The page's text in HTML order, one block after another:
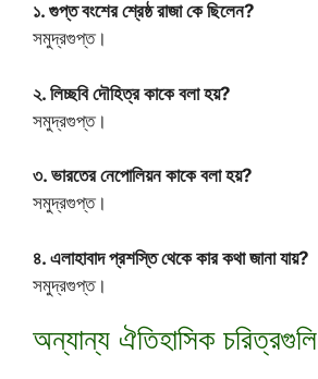
১. গুপ্ত বংশের শ্রেষ্ঠ রাজা কে ছিলেন?
সমুদ্রগুপ্ত।
২. লিচ্ছবি দৌহিত্র কাকে বলা হয়?
সমুদ্রগুপ্ত।
৩. ভারতের নেপোলিয়ন কাকে বলা হয়?
সমুদ্রগুপ্ত।
৪. এলাহাবাদ প্রশস্তি থেকে কার কথা জানা যায়?
সমুদ্রগুপ্ত।
অন্যান্য ঐতিহাসিক চরিত্রগুলি